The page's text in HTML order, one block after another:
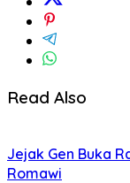
Read Also
Jejak Gen Buka
Romawi